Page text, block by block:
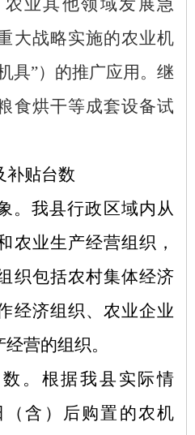
业其他领域发展急
大战略实施的农业机
具”）的推广应用。继
食烘干等成套设备试
补贴台数
。 我县行政区域内从
农业生产经营组织，
织包括农村集体经济
经济组织、农业企业
营的组织。
。根据我县实际情
（含）后购置的农机